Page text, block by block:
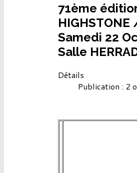
71ème
HIGHSTONE
Samedi 22
Salle
Détails
Publication : 2